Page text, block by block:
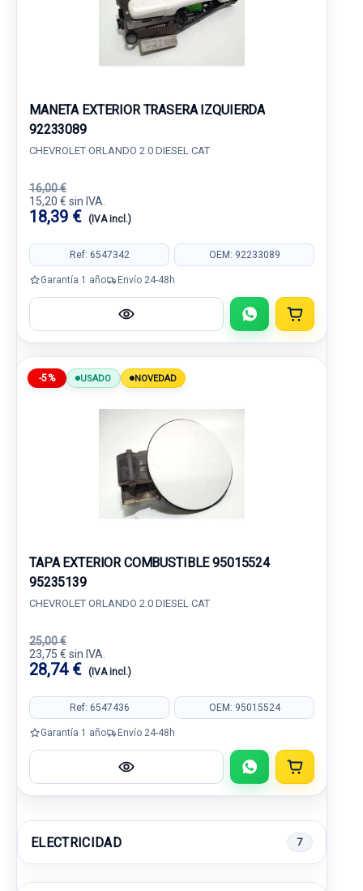
MANETA EXTERIOR TRASERA IZQUIERDA
92233089
CHEVROLET ORLANDO 2.0 DIESEL CAT
16,00 €
15,20 € sin IVA.
18,39 € (IVA incl.)
Ref: 6547342 OEM: 92233089
Garantía 1 año Envío 24-48h
-5% USADO NOVEDAD
TAPA EXTERIOR COMBUSTIBLE 95015524
95235139
CHEVROLET ORLANDO 2.0 DIESEL CAT
25,00 €
23,75 € sin IVA.
28,74 € (IVA incl.)
Ref: 6547436 OEM: 95015524
Garantía 1 año Envío 24-48h
ELECTRICIDAD 7